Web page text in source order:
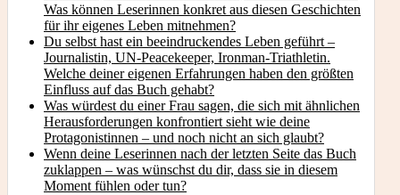
Was können Leserinnen konkret aus diesen Geschichten
für ihr eigenes Leben mitnehmen?
Du selbst hast ein beeindruckendes Leben geführt –
Journalistin, UN-Peacekeeper, Ironman-Triathletin.
Welche deiner eigenen Erfahrungen haben den größten
Einfluss auf das Buch gehabt?
Was würdest du einer Frau sagen, die sich mit ähnlichen
Herausforderungen konfrontiert sieht wie deine
Protagonistinnen – und noch nicht an sich glaubt?
Wenn deine Leserinnen nach der letzten Seite das Buch
zuklappen – was wünschst du dir, dass sie in diesem
Moment fühlen oder tun?